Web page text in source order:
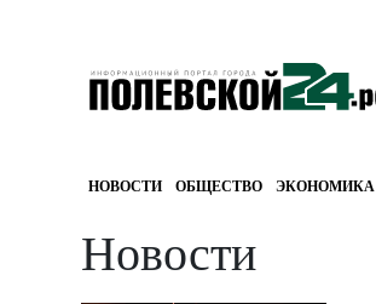
НОВОСТИ ОБЩЕСТВО ЭКОНОМИКА
Новости